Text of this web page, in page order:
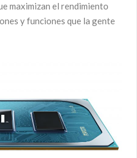
maximizan el rendimiento
y funciones que la gente